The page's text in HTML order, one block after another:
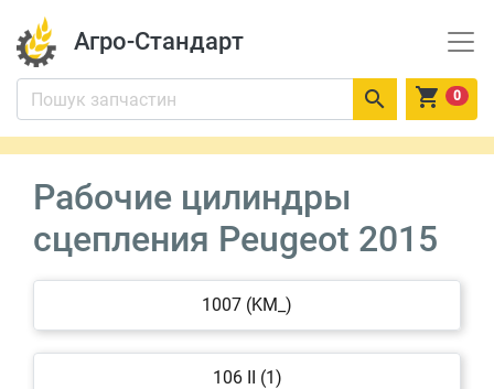
Агро-Стандарт
  0
Рабочие цилиндры
сцепления Peugeot 2015
1007 (KM_)
106 II (1)